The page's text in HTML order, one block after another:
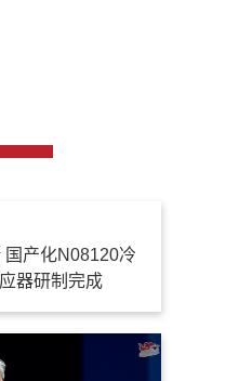
产化N08120冷
器研制完成